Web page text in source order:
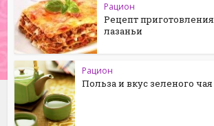
Рацион
Рецепт приготовления
лазаньи
Рацион
Польза и вкус зеленого чая